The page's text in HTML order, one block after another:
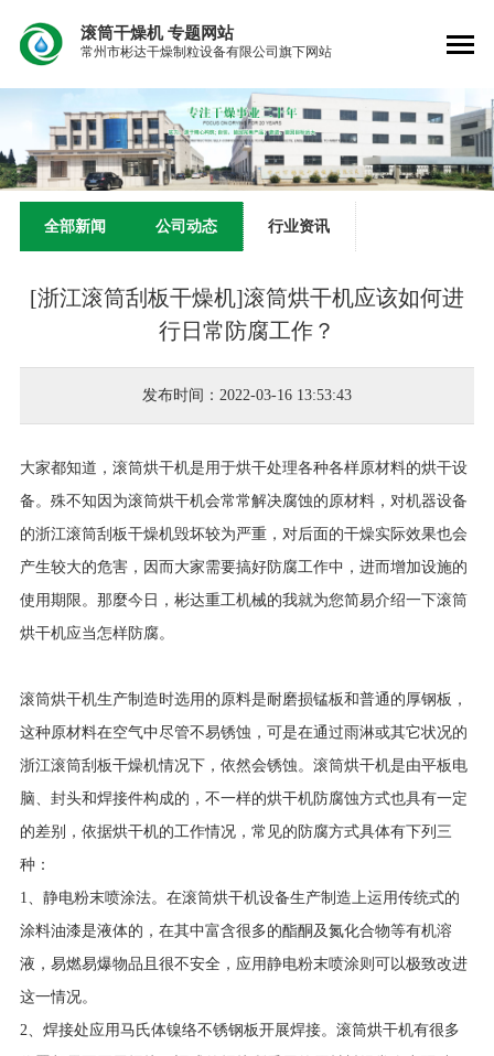
滚筒干燥机专题网站
常州市彬达干燥制粒设备有限公司旗下网站
全部新闻 公司动态 行业资讯
[浙江滚筒刮板干燥机]滚筒烘干机应该如何进
行日常防腐工作？
发布时间：2022-03-16 13:53:43
大家都知道，滚筒烘干机是用于烘干处理各种各样原材料的烘干设
备。殊不知因为滚筒烘干机会常常解决腐蚀的原材料，对机器设备
的浙江滚筒刮板干燥机毁坏较为严重，对后面的干燥实际效果也会
产生较大的危害，因而大家需要搞好防腐工作中，进而增加设施的
使用期限。那麼今日，彬达重工机械的我就为您简易介绍一下滚筒
烘干机应当怎样防腐。
滚筒烘干机生产制造时选用的原料是耐磨损锰板和普通的厚钢板，
这种原材料在空气中尽管不易锈蚀，可是在通过雨淋或其它状况的
浙江滚筒刮板干燥机情况下，依然会锈蚀。滚筒烘干机是由平板电
脑、封头和焊接件构成的，不一样的烘干机防腐蚀方式也具有一定
的差别，依据烘干机的工作情况，常见的防腐方式具体有下列三
种：
1、静电粉末喷涂法。在滚筒烘干机设备生产制造上运用传统式的
涂料油漆是液体的，在其中富含很多的酯酮及氮化合物等有机溶
液，易燃易爆物品且很不安全，应用静电粉末喷涂则可以极致改进
这一情况。
2、焊接处应用马氏体镍络不锈钢板开展焊接。滚筒烘干机有很多